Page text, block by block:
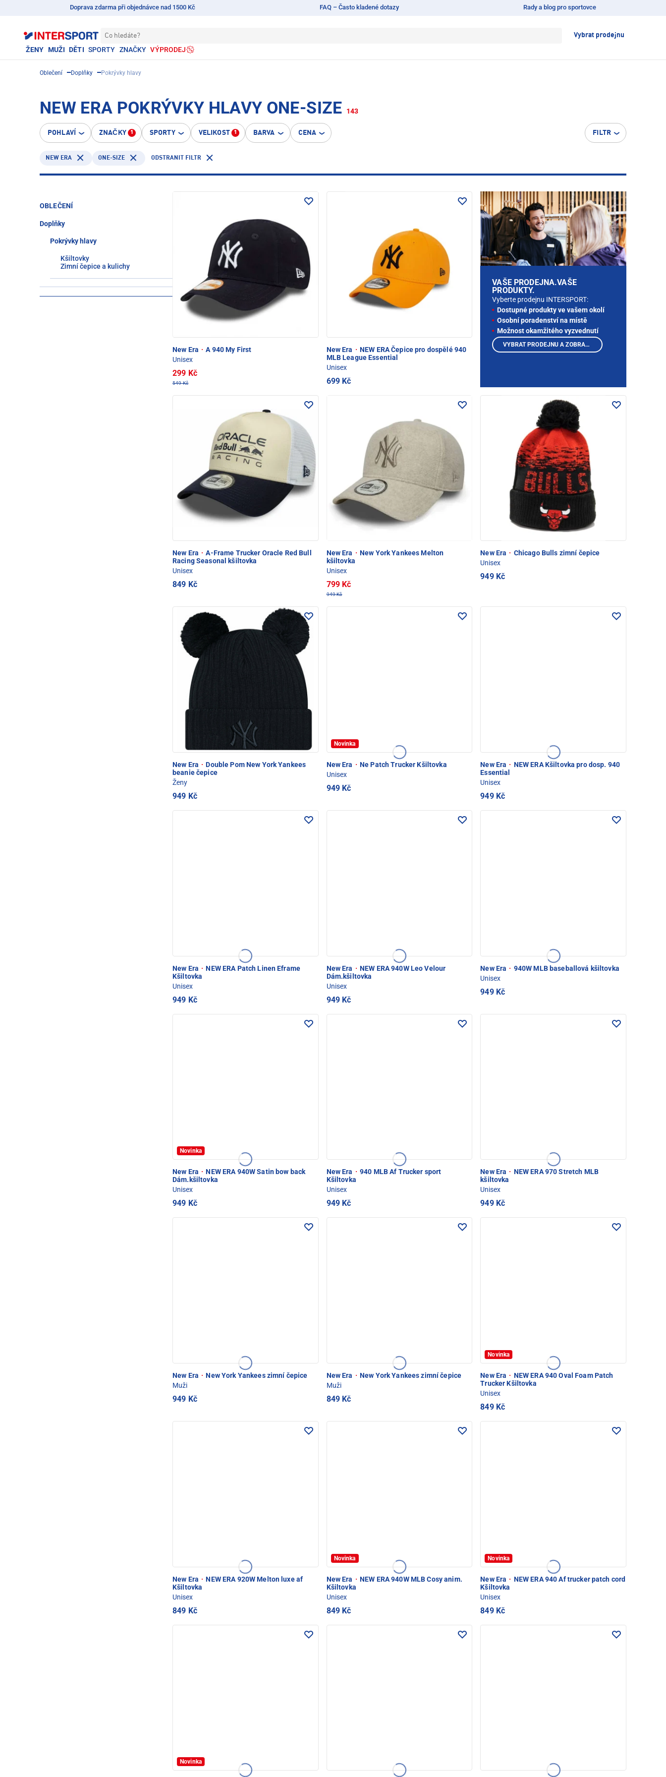
Doprava zdarma při objednávce nad 1500 Kč FAQ – Často kladené dotazy Rady a blog pro sportovce
Co hledáte? Vybrat prodejnu
ŽENY MUŽI DĚTI SPORTY ZNAČKY VÝPRODEJ
Oblečení Doplňky Pokrývky hlavy
NEW ERA POKRÝVKY HLAVY ONE-SIZE 143
POHLAVÍ ZNAČKY 1 SPORTY VELIKOST 1 BARVA CENA FILTR
NEW ERA ONE-SIZE ODSTRANIT FILTR
OBLEČENÍ
Doplňky
Pokrývky hlavy
Kšiltovky
Zimní čepice a kulichy
New Era · A 940 My First
Unisex
299 Kč
549 Kč
New Era · NEW ERA Čepice pro dospělé 940
MLB League Essential
Unisex
699 Kč
New Era · A-Frame Trucker Oracle Red Bull
Racing Seasonal kšiltovka
Unisex
849 Kč
New Era · New York Yankees Melton
kšiltovka
Unisex
799 Kč
949 Kč
New Era · Chicago Bulls zimní čepice
Unisex
949 Kč
New Era · Double Pom New York Yankees
beanie čepice
Ženy
949 Kč
Novinka
New Era · Ne Patch Trucker Kšiltovka
Unisex
949 Kč
New Era · NEW ERA Kšiltovka pro dosp. 940
Essential
Unisex
949 Kč
New Era · NEW ERA Patch Linen Eframe
Kšiltovka
Unisex
949 Kč
New Era · NEW ERA 940W Leo Velour
Dám.kšiltovka
Unisex
949 Kč
New Era · 940W MLB baseballová kšiltovka
Unisex
949 Kč
Novinka
New Era · NEW ERA 940W Satin bow back
Dám.kšiltovka
Unisex
949 Kč
New Era · 940 MLB Af Trucker sport
Kšiltovka
Unisex
949 Kč
New Era · NEW ERA 970 Stretch MLB
kšiltovka
Unisex
949 Kč
New Era · New York Yankees zimní čepice
Muži
949 Kč
New Era · New York Yankees zimní čepice
Muži
849 Kč
Novinka
New Era · NEW ERA 940 Oval Foam Patch
Trucker Kšiltovka
Unisex
849 Kč
New Era · NEW ERA 920W Melton luxe af
Kšiltovka
Unisex
849 Kč
Novinka
New Era · NEW ERA 940W MLB Cosy anim.
Kšiltovka
Unisex
849 Kč
Novinka
New Era · NEW ERA 940 Af trucker patch cord
Kšiltovka
Unisex
849 Kč
Novinka
VAŠE PRODEJNA.VAŠE
PRODUKTY.
Vyberte prodejnu INTERSPORT:
Dostupné produkty ve vašem okolí
Osobní poradenství na místě
Možnost okamžitého vyzvednutí
VYBRAT PRODEJNU A ZOBRAZIT PRODUKTY